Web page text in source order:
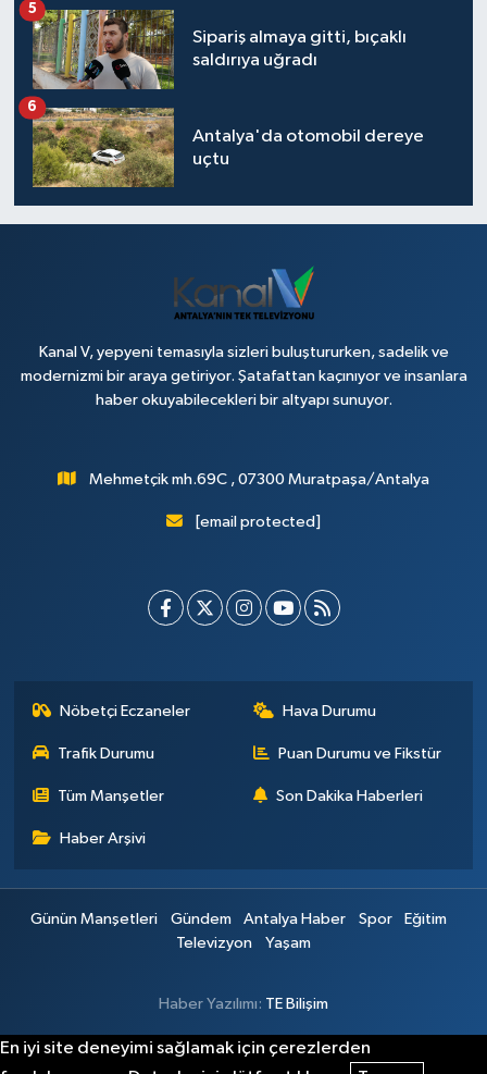
Sipariş almaya gitti, bıçaklı
saldırıya uğradı
5
Antalya'da otomobil dereye
uçtu
6
Kanal V, yepyeni temasıyla sizleri buluştururken, sadelik ve
modernizmi bir araya getiriyor. Şatafattan kaçınıyor ve insanlara
haber okuyabilecekleri bir altyapı sunuyor.
Mehmetçik mh.69C , 07300 Muratpaşa/Antalya
[email protected]
Nöbetçi Eczaneler Hava Durumu
Trafik Durumu Puan Durumu ve Fikstür
Tüm Manşetler Son Dakika Haberleri
Haber Arşivi
Günün Manşetleri Gündem Antalya Haber Spor
Eğitim
Televizyon
Yaşam
Haber Yazılımı: TE Bilişim
En iyi site deneyimi sağlamak için çerezlerden